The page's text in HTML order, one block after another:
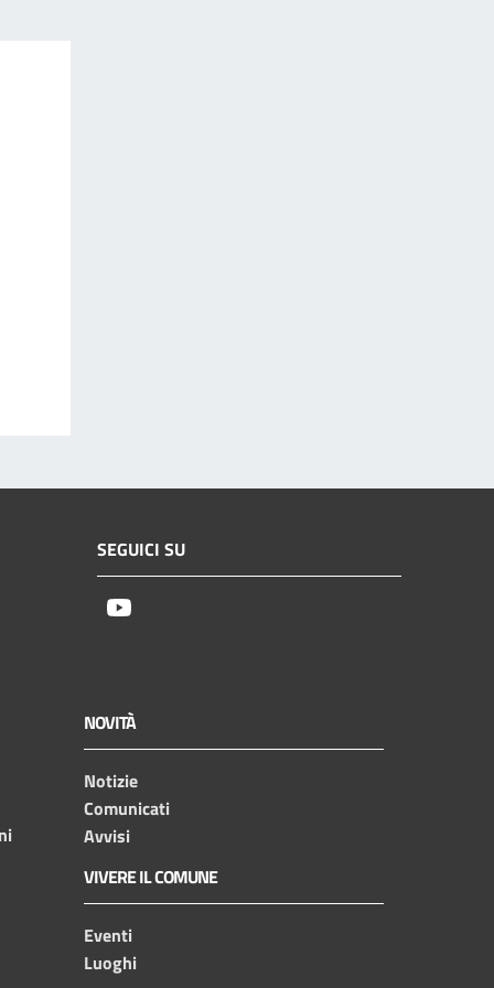
SEGUICI SU
NOVITÀ
Notizie
Comunicati
Avvisi
VIVERE IL COMUNE
Eventi
Luoghi